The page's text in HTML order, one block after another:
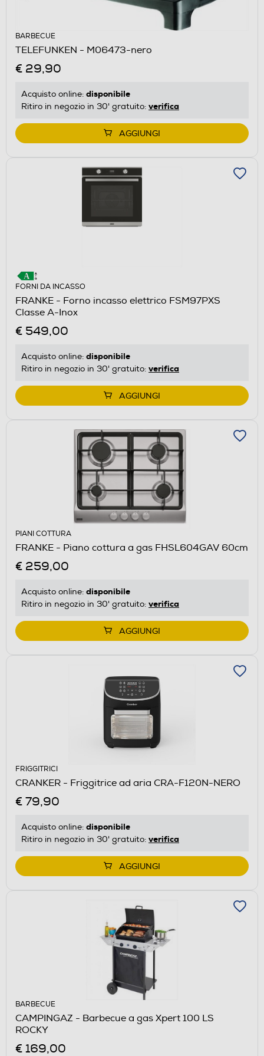
BARBECUE
TELEFUNKEN - M06473-nero
€ 29,90
Acquisto online: disponibile
Ritiro in negozio in 30' gratuito: verifica
AGGIUNGI
FORNI DA INCASSO
FRANKE - Forno incasso elettrico FSM97PXS
Classe A-Inox
€ 549,00
Acquisto online: disponibile
Ritiro in negozio in 30' gratuito: verifica
AGGIUNGI
PIANI COTTURA
FRANKE - Piano cottura a gas FHSL604GAV 60cm
€ 259,00
Acquisto online: disponibile
Ritiro in negozio in 30' gratuito: verifica
AGGIUNGI
FRIGGITRICI
CRANKER - Friggitrice ad aria CRA-F120N-NERO
€ 79,90
Acquisto online: disponibile
Ritiro in negozio in 30' gratuito: verifica
AGGIUNGI
BARBECUE
CAMPINGAZ - Barbecue a gas Xpert 100 LS
ROCKY
€ 169,00